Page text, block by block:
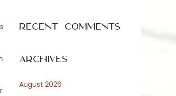
Recent Comments
Archives
August 2026